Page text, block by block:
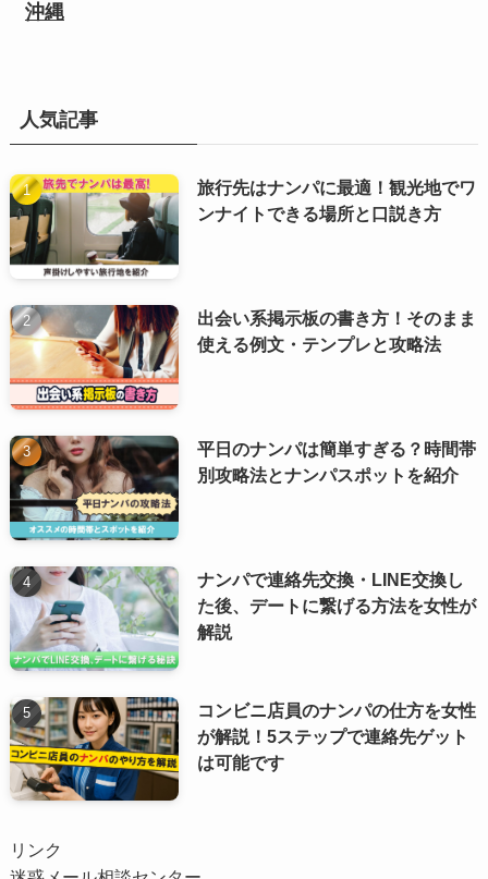
沖縄
人気記事
旅行先はナンパに最適！観光地でワ
ンナイトできる場所と口説き方
出会い系掲示板の書き方！そのまま
使える例文・テンプレと攻略法
平日のナンパは簡単すぎる？時間帯
別攻略法とナンパスポットを紹介
ナンパで連絡先交換・LINE交換し
た後、デートに繋げる方法を女性が
解説
コンビニ店員のナンパの仕方を女性
が解説！5ステップで連絡先ゲット
は可能です
リンク